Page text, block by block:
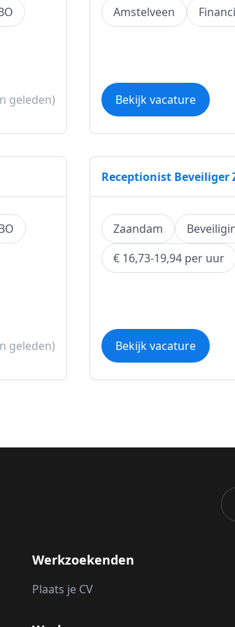
geleden)
Amstelveen
Bekijk vacature
geleden)
Receptionist Beveiliger
Zaandam
€ 16,73-19,94 per uur
Bekijk vacature
Werkzoekenden
Plaats je CV